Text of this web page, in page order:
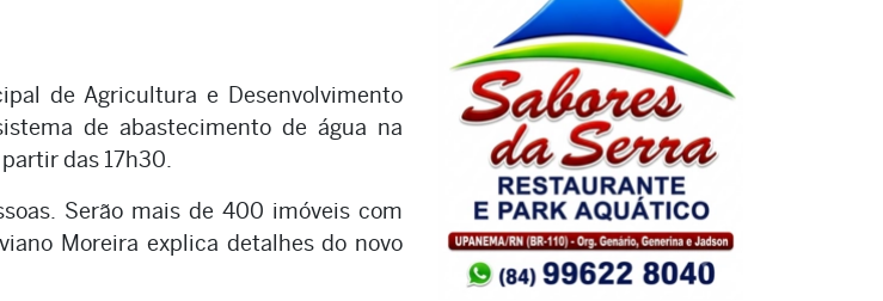
de Agricultura e Desenvolvimento
de abastecimento de água na
das 17h30.
Serão mais de 400 imóveis com
Moreira explica detalhes do novo